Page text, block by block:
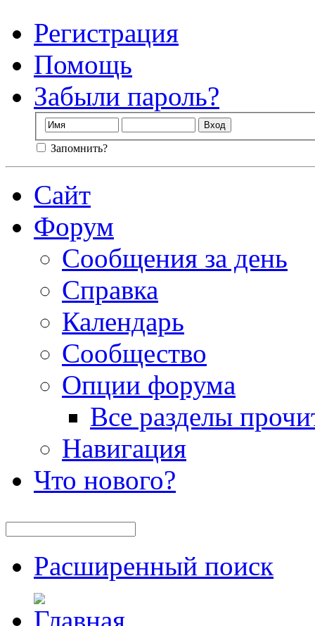
Регистрация
Помощь
Забыли пароль?
Запомнить?
Сайт
Форум
Сообщения за день
Справка
Календарь
Сообщество
Опции форума
Все разделы
Навигация
Что нового?
Расширенный поиск